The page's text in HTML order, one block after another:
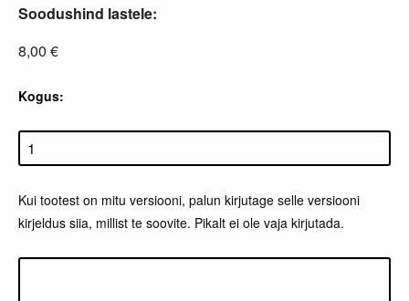
Soodushind lastele:
8,00 €
Kogus:
Kui tootest on mitu versiooni, palun kirjutage selle versiooni
kirjeldus siia, millist te soovite. Pikalt ei ole vaja kirjutada.